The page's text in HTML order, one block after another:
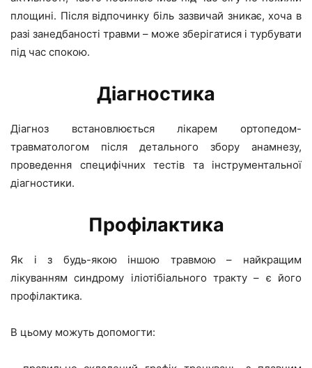
площині. Після відпочинку біль зазвичай зникає, хоча в
разі занедбаності травми – може зберігатися і турбувати
під час спокою.
Діагностика
Діагноз встановлюється лікарем ортопедом-
травматологом після детального збору анамнезу,
проведення специфічних тестів та інструментальної
діагностики.
Профілактика
Як і з будь-якою іншою травмою – найкращим
лікуванням синдрому іліотібіального тракту – є його
профілактика.
В цьому можуть допомогти: